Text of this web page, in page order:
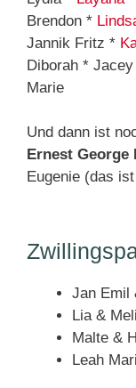
Brendon *
Jannik Fritz *
Diborah *
Marie
Und dann ist
Ernest George
Eugenie (das
Jan Emil
Lia &
Malte &
Leah